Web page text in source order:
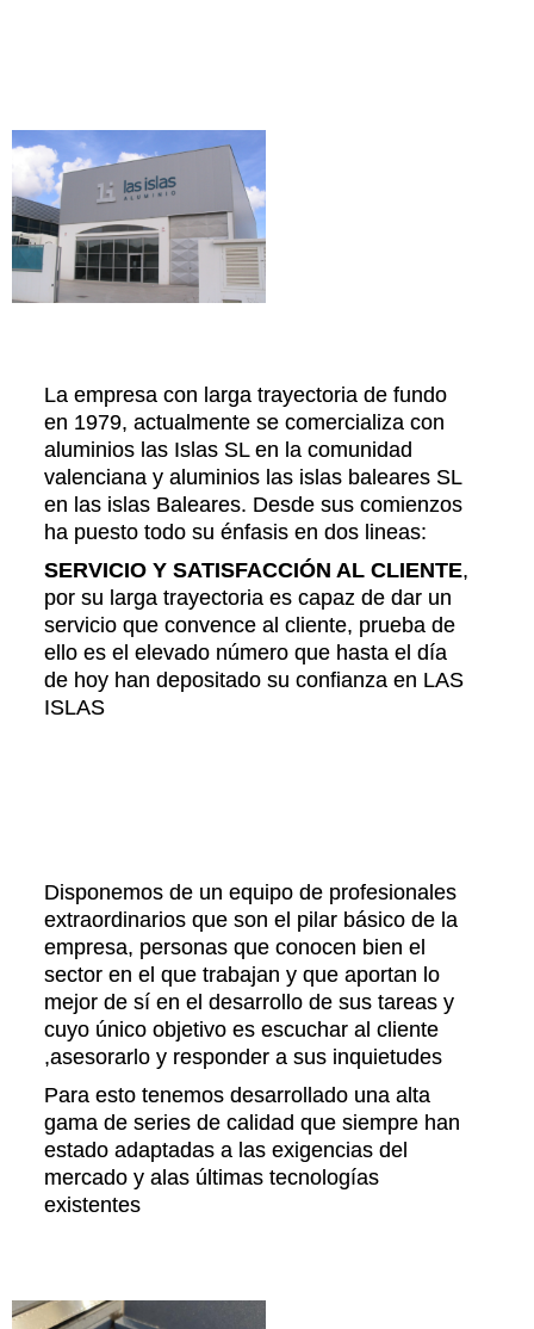
La empresa con larga trayectoria de fundo
en 1979, actualmente se comercializa con
aluminios las Islas SL en la comunidad
valenciana y aluminios las islas baleares SL
en las islas Baleares. Desde sus comienzos
ha puesto todo su énfasis en dos lineas:
SERVICIO Y SATISFACCIÓN AL CLIENTE,
por su larga trayectoria es capaz de dar un
servicio que convence al cliente, prueba de
ello es el elevado número que hasta el día
de hoy han depositado su confianza en LAS
ISLAS
Disponemos de un equipo de profesionales
extraordinarios que son el pilar básico de la
empresa, personas que conocen bien el
sector en el que trabajan y que aportan lo
mejor de sí en el desarrollo de sus tareas y
cuyo único objetivo es escuchar al cliente
,asesorarlo y responder a sus inquietudes
Para esto tenemos desarrollado una alta
gama de series de calidad que siempre han
estado adaptadas a las exigencias del
mercado y alas últimas tecnologías
existentes